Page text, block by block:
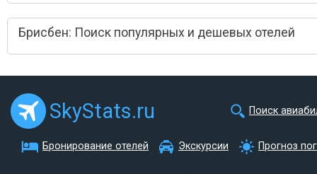
Брисбен: Поиск популярных и дешевых отелей
SkyStats.ru Поиск
Бронирование отелей Экскурсии Прогноз